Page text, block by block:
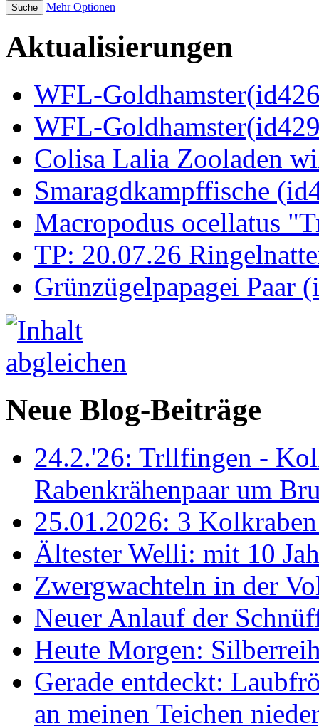
Mehr Optionen
Aktualisierungen
WFL-
WFL-
Colisa Lalia Zooladen
Smaragdkampffische
Macropodus ocellatus
TP: 20.07.26
Grünzügelpapagei Paar
Neue Blog-Beiträge
24.2.'26: Trllfingen -
Rabenkrähenpaar um
25.01.2026: 3
Ältester Welli: mit 10
Zwergwachteln in der
Neuer Anlauf der
Heute Morgen:
Gerade entdeckt:
an meinen Teichen